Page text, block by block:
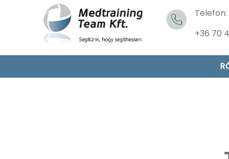
Telefon:
+36 70